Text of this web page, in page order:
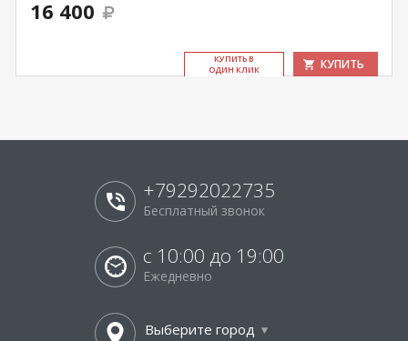
16 400
КУ­ПИТЬ В
ОДИН КЛИК
КУПИТЬ
+79292022735
Бесплатный звонок
с 10:00 до 19:00
Ежедневно
Выберите город